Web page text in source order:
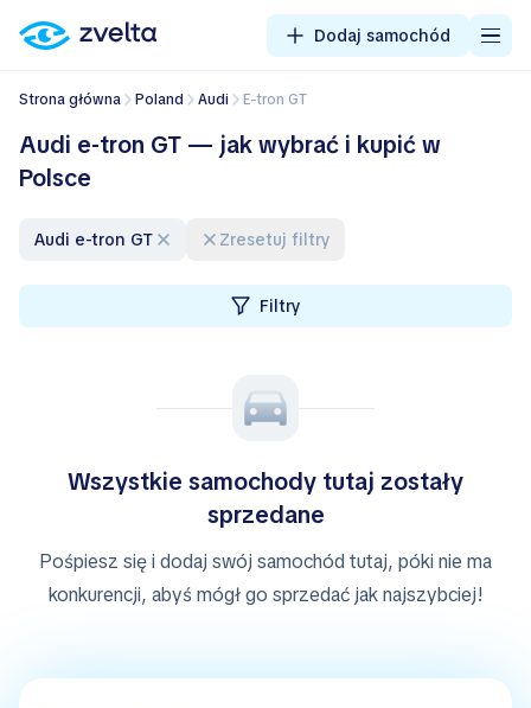
Dodaj samochód
Strona główna Poland Audi e-tron GT
Audi e-tron GT — jak wybrać i kupić w
Polsce
Audi e-tron GT Zresetuj filtry
Filtry
Wszystkie samochody tutaj zostały
sprzedane
Pośpiesz się i dodaj swój samochód tutaj, póki nie ma
konkurencji, abyś mógł go sprzedać jak najszybciej!